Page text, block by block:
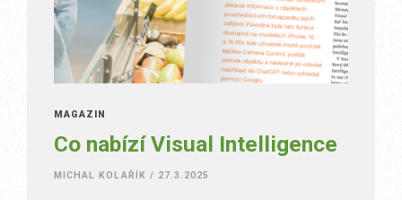
MAGAZÍN
Co nabízí Visual Intelligence
MICHAL KOLAŘÍK / 27.3.2025